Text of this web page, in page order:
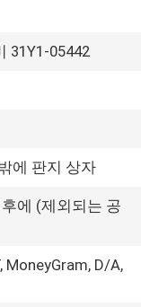
31Y1-05442
에 판지 상자
에 (제외되는 공
MoneyGram, D/A,